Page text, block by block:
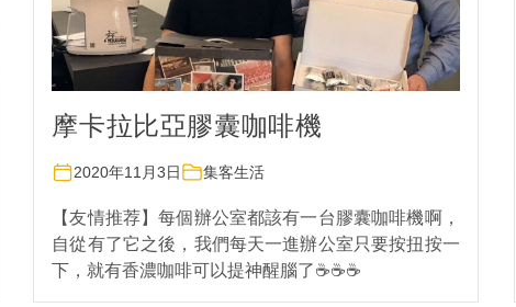
摩卡拉比亞膠囊咖啡機
2020年11月3日 集客生活
【友情推荐】每個辦公室都該有一台膠囊咖啡機啊，
自從有了它之後，我們每天一進辦公室只要按扭按一
下，就有香濃咖啡可以提神醒腦了☕️☕️☕️